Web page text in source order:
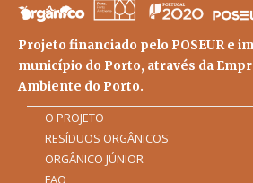
Projeto financiado pelo POSEUR e
município do Porto, através da
Ambiente do Porto.
O PROJETO
RESÍDUOS ORGÂNICOS
ORGÂNICO JÚNIOR